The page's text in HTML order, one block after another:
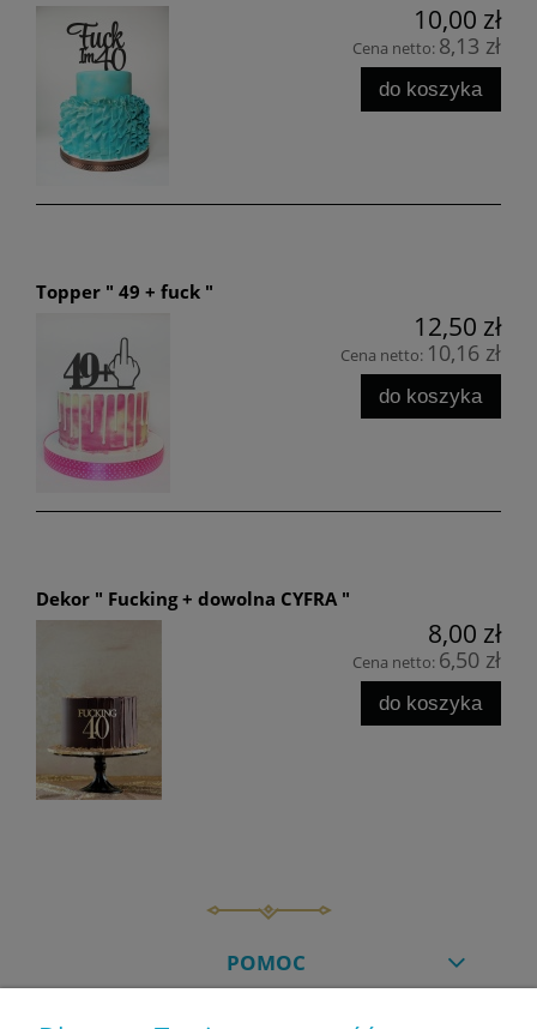
10,00 zł
Cena netto: 8,13 zł
do koszyka
Topper " 49 + fuck "
12,50 zł
Cena netto: 10,16 zł
do koszyka
Dekor " Fucking + dowolna CYFRA "
8,00 zł
Cena netto: 6,50 zł
do koszyka
POMOC